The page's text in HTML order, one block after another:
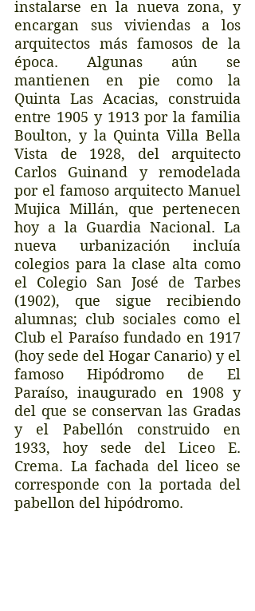
instalarse en la nueva zona, y
encargan sus viviendas a los
arquitectos más famosos de la
época. Algunas aún se
mantienen en pie como la
Quinta Las Acacias, construida
entre 1905 y 1913 por la familia
Boulton, y la Quinta Villa Bella
Vista de 1928, del arquitecto
Carlos Guinand y remodelada
por el famoso arquitecto Manuel
Mujica Millán, que pertenecen
hoy a la Guardia Nacional. La
nueva urbanización incluía
colegios para la clase alta como
el Colegio San José de Tarbes
(1902), que sigue recibiendo
alumnas; club sociales como el
Club el Paraíso fundado en 1917
(hoy sede del Hogar Canario) y el
famoso Hipódromo de El
Paraíso, inaugurado en 1908 y
del que se conservan las Gradas
y el Pabellón construido en
1933, hoy sede del Liceo E.
Crema. La fachada del liceo se
corresponde con la portada del
pabellon del hipódromo.